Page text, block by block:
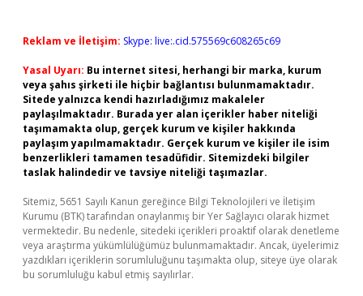
Reklam ve İletişim: Skype: live:.cid.575569c608265c69
Yasal Uyarı: Bu internet sitesi, herhangi bir marka, kurum
veya şahıs şirketi ile hiçbir bağlantısı bulunmamaktadır.
Sitede yalnızca kendi hazırladığımız makaleler
paylaşılmaktadır. Burada yer alan içerikler haber niteliği
taşımamakta olup, gerçek kurum ve kişiler hakkında
paylaşım yapılmamaktadır. Gerçek kurum ve kişiler ile isim
benzerlikleri tamamen tesadüfidir. Sitemizdeki bilgiler
taslak halindedir ve tavsiye niteliği taşımazlar.
Sitemiz, 5651 Sayılı Kanun gereğince Bilgi Teknolojileri ve İletişim
Kurumu (BTK) tarafından onaylanmış bir Yer Sağlayıcı olarak hizmet
vermektedir. Bu nedenle, sitedeki içerikleri proaktif olarak denetleme
veya araştırma yükümlülüğümüz bulunmamaktadır. Ancak, üyelerimiz
yazdıkları içeriklerin sorumluluğunu taşımakta olup, siteye üye olarak
bu sorumluluğu kabul etmiş sayılırlar.